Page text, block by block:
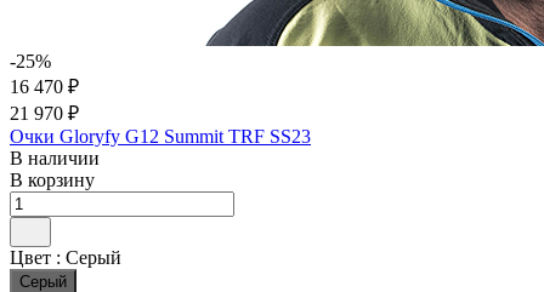
-25%
16 470 ₽
21 970 ₽
Очки Gloryfy G12 Summit TRF SS23
В наличии
В корзину
Цвет : Серый
Серый